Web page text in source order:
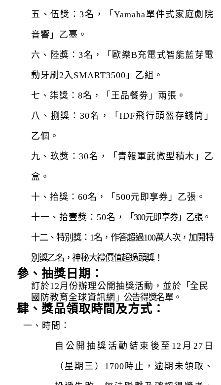
五、伍獎：3名，「Yamaha單件式家庭劇院
音響」乙臺。
六、陸獎：3名，「歐樂B充電式智能藍芽電
動牙刷2入SMART3500」乙組。
七、柒獎：8名，「王品餐劵」兩張。
八、捌獎：30名，「IDF飛行頭盔存錢筒」
乙個。
九、玖獎：30名，「青報軍武微型積木」乙
盒。
十、拾獎：60名，「500元即享券」乙張。
十一、拾壹獎：50名， 「300元即享券」乙張。
十二、特別獎：1名，作答超過100萬人次，加開特
別獎乙名，神秘大禮價值超過頭獎！
參、 抽獎日期：
訂於12月份辦理公開抽獎活動，並於 「 全民
國防教育全球資訊網 」公告得獎名單。
肆、 獎品領取時間及方式：
一、 時間：
自公開抽獎活動結束後至12月27日
（星期三）1700時止，逾期未領取、